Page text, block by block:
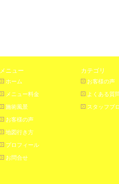
メニュー
ホーム
メニュー料金
施術風景
お客様の声
地図行き方
プロフィール
お問合せ
カテゴリ
お客様の声
よくある質
スタッフブ